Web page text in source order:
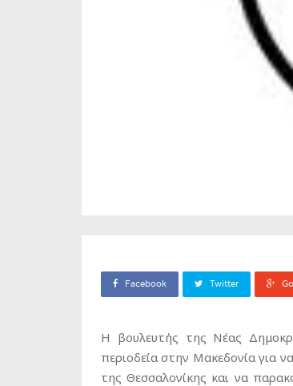
Facebook Twitter
Η βουλευτής της Νέας
περιοδεία στην Μακεδονία για
της Θεσσαλονίκης και να